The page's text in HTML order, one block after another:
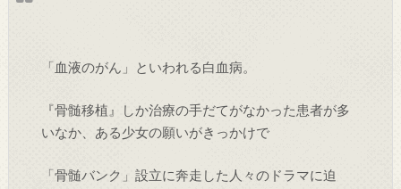
「血液のがん」といわれる白血病。
『骨髄移植』しか治療の手だてがなかった患者が多
いなか、ある少女の願いがきっかけで
「骨髄バンク」設立に奔走した人々のドラマに迫